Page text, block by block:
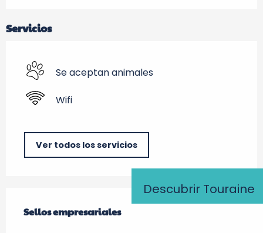
Descubrir Touraine
Servicios
Se aceptan animales
Wifi
Ver todos los servicios
Sellos empresariales
Sellos empresariales